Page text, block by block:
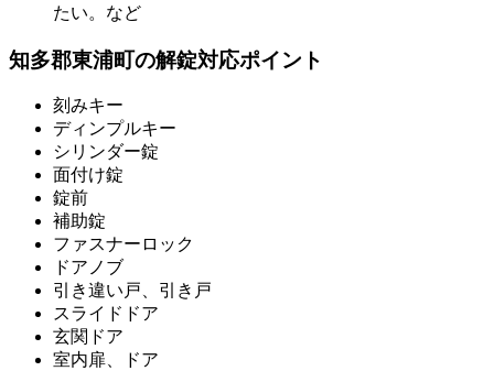
たい。など
知多郡東浦町の解錠対応ポイント
刻みキー
ディンプルキー
シリンダー錠
面付け錠
錠前
補助錠
ファスナーロック
ドアノブ
引き違い戸、引き戸
スライドドア
玄関ドア
室内扉、ドア